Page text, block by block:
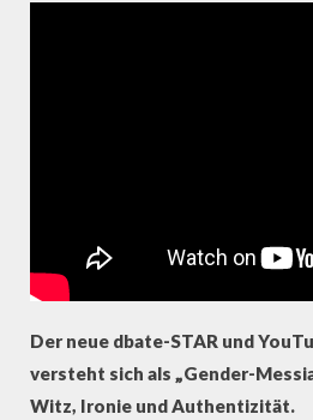
Der neue dbate-STAR und
versteht sich als „Gender-
Witz, Ironie und Authentizität.